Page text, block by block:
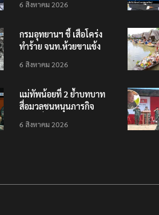
ต้อนรับอาชญากร’
6 สิงหาคม 2026
กรมอุทยานฯ ชี้ เสือโคร่ง
ทำร้าย จนท.ห้วยขาแข้ง
บังเอิญ ไม่เข้าข่าย ‘เสือ
6 สิงหาคม 2026
แม่ทัพน้อยที่ 2 ย้ำบทบาท
สื่อมวลชนหนุนภารกิจ
6 สิงหาคม 2026